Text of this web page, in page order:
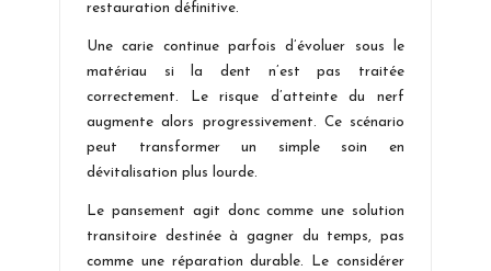
restauration définitive.
Une carie continue parfois d’évoluer sous le
matériau si la dent n’est pas traitée
correctement. Le risque d’atteinte du nerf
augmente alors progressivement. Ce scénario
peut transformer un simple soin en
dévitalisation plus lourde.
Le pansement agit donc comme une solution
transitoire destinée à gagner du temps, pas
comme une réparation durable. Le considérer